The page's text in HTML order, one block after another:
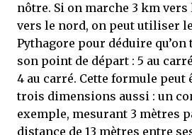
nôtre. Si on marche 3 km vers
vers le nord, on peut utiliser
Pythagore pour déduire qu’on
son point de départ : 5 au
4 au carré. Cette formule peut
trois dimensions aussi : un
exemple, mesurant 3 mètres
distance de 13 mètres entre